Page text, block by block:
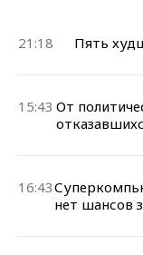
21:18 Пять
15:43 От
16:43
нет шансов